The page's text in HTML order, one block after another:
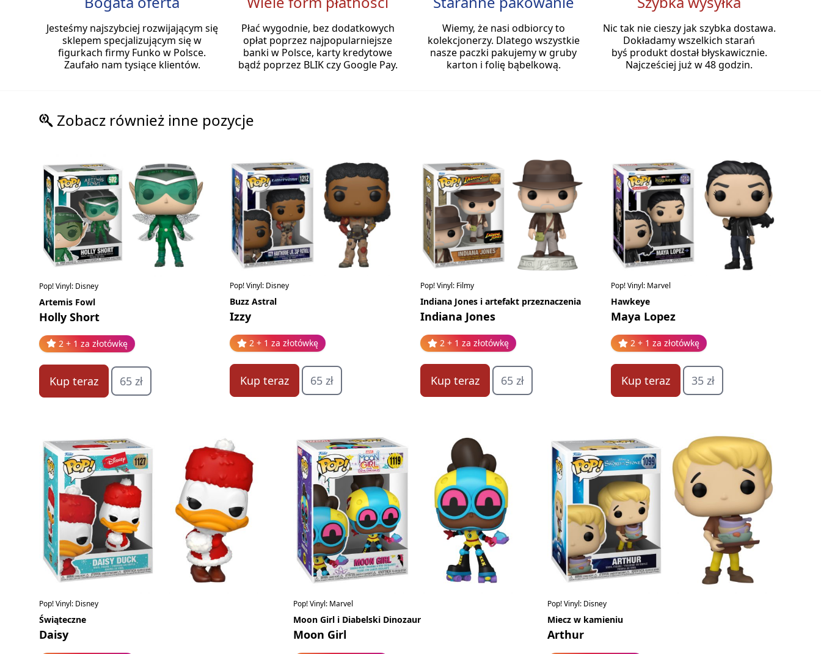
Jesteśmy najszybciej rozwijającym się
sklepem specjalizującym się w
figurkach firmy Funko w Polsce.
Zaufało nam tysiące klientów.
Płać wygodnie, bez dodatkowych
opłat poprzez najpopularniejsze
banki w Polsce, karty kredytowe
bądź poprzez BLIK czy Google Pay.
Wiemy, że nasi odbiorcy to
kolekcjonerzy. Dlatego wszystkie
nasze paczki pakujemy w gruby
karton i folię bąbelkową.
Nic tak nie cieszy jak szybka dostawa.
Dokładamy wszelkich starań
byś produkt dostał błyskawicznie.
Najcześciej już w 48 godzin.
Zobacz również inne pozycje
Pop! Vinyl: Disney
Artemis Fowl
Holly Short
2 + 1 za złotówkę
Kup teraz 65 zł
Pop! Vinyl: Disney
Buzz Astral
Izzy
2 + 1 za złotówkę
Kup teraz 65 zł
Pop! Vinyl: Filmy
Indiana Jones i artefakt przeznaczenia
Indiana Jones
2 + 1 za złotówkę
Kup teraz 65 zł
Pop! Vinyl: Marvel
Hawkeye
Maya Lopez
2 + 1 za złotówkę
Kup teraz 35 zł
Pop! Vinyl: Disney
Świąteczne
Daisy
Pop! Vinyl: Marvel
Moon Girl i Diabelski Dinozaur
Moon Girl
Pop! Vinyl: Disney
Miecz w kamieniu
Arthur